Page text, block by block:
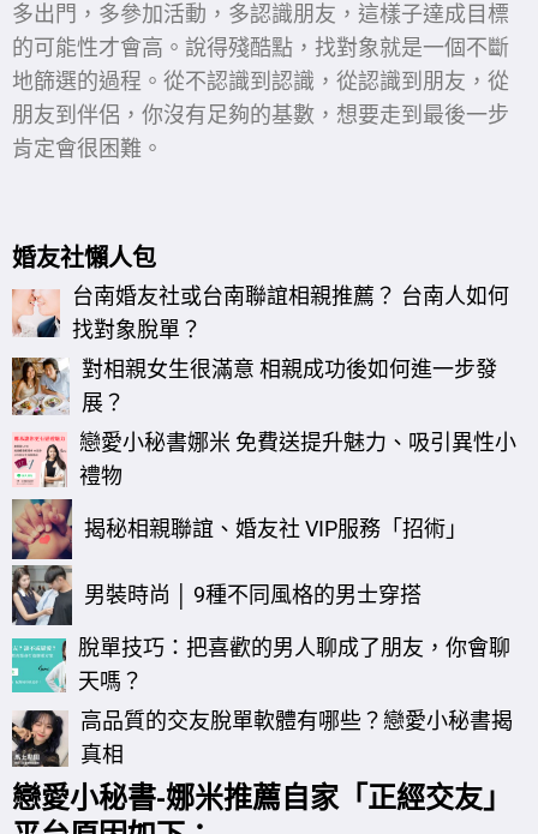
多出門，多參加活動，多認識朋友，這樣子達成目標
的可能性才會高。說得殘酷點，找對象就是一個不斷
地篩選的過程。從不認識到認識，從認識到朋友，從
朋友到伴侶，你沒有足夠的基數，想要走到最後一步
肯定會很困難。
婚友社懶人包
台南婚友社或台南聯誼相親推薦？ 台南人如何
找對象脫單？
對相親女生很滿意 相親成功後如何進一步發
展？
戀愛小秘書娜米 免費送提升魅力、吸引異性小
禮物
揭秘相親聯誼、婚友社 VIP服務「招術」
男裝時尚 │ 9種不同風格的男士穿搭
脫單技巧：把喜歡的男人聊成了朋友，你會聊
天嗎？
高品質的交友脫單軟體有哪些？戀愛小秘書揭
真相
戀愛小秘書-娜米推薦自家「正經交友」